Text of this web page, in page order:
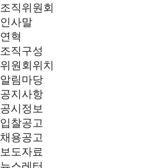
조직위원회
인사말
연혁
조직구성
위원회위치
알림마당
공지사항
공시정보
입찰공고
채용공고
보도자료